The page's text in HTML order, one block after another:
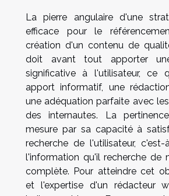
La pierre angulaire d'une
efficace pour le
création d'un contenu de
doit avant tout apporter
significative à l'utilisateur, ce
apport informatif, une
une adéquation parfaite avec
des internautes. La
mesure par sa capacité à
recherche de l'utilisateur,
l'information qu'il recherche de
complète. Pour atteindre cet
et l'expertise d'un rédacteur